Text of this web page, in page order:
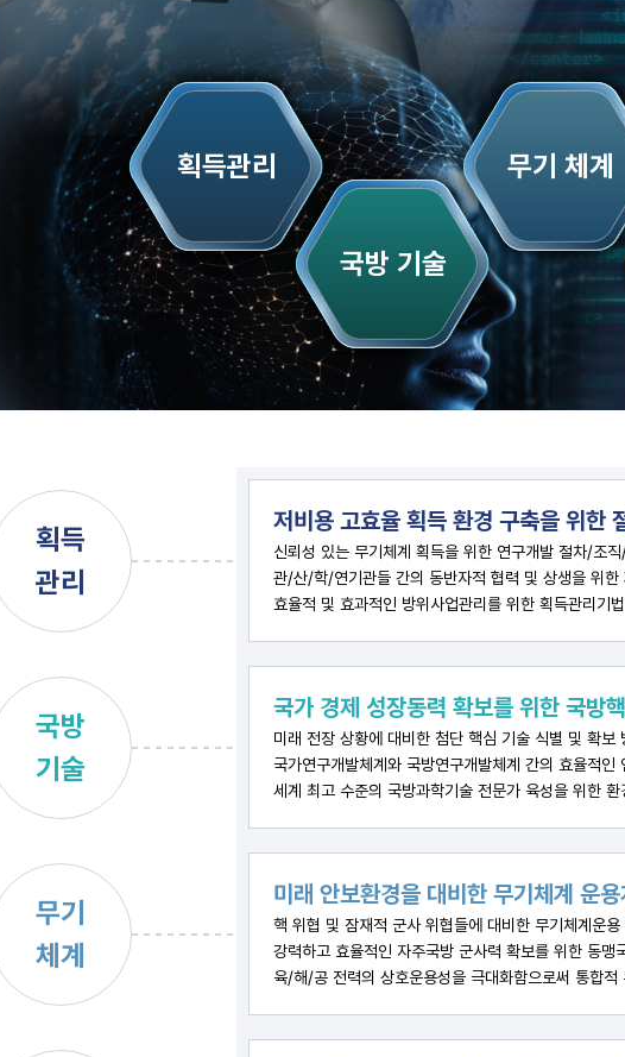
획득
관리
저비용 고효율 획득 환경 구축을 위한
신뢰성 있는 무기체계 획득을 위한 연구개발 절차/조
관/산/학/연기관들 간의 동반자적 협력 및 상생을 위한
효율적 및 효과적인 방위사업관리를 위한 획득관리기
국방
기술
국가 경제 성장동력 확보를 위한 국방
미래 전장 상황에 대비한 첨단 핵심 기술 식별 및 확보
국가연구개발체계와 국방연구개발체계 간의 효율적인
세계 최고 수준의 국방과학기술 전문가 육성을 위한 환
무기
체계
미래 안보환경을 대비한 무기체계 운
핵 위협 및 잠재적 군사 위협들에 대비한 무기체계운
강력하고 효율적인 자주국방 군사력 확보를 위한 동맹
육/해/공 전력의 상호운용성을 극대화함으로써 통합적
획득관리
국방 기술
무기 체계